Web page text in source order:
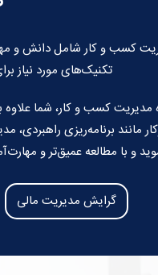
کسب و کار شامل دانش و
تکنیک‌های مورد نیاز
مدیریت کسب و کار، شما
مانند برنامه‌ریزی راهبردی،
و با مطالعه عمیق‌تر و
گرایش مدیریت مالی